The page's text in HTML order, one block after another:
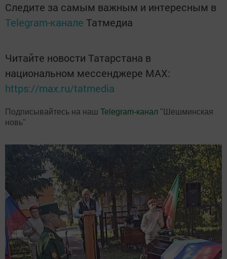
Следите за самым важным и интересным в
Telegram-канале Татмедиа
Читайте новости Татарстана в
национальном мессенджере MАХ:
https://max.ru/tatmedia
Подписывайтесь на наш Telegram-канал "Шешминская
новь"